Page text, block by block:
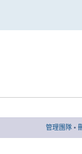
管理團隊 •